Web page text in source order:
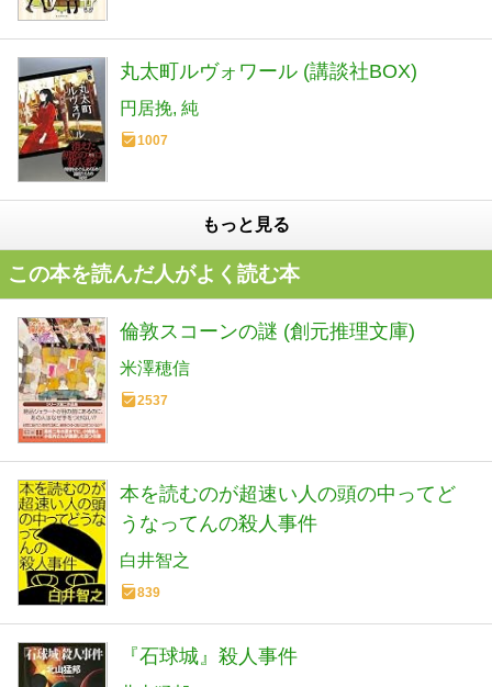
丸太町ルヴォワール (講談社BOX)
円居挽 純
1007
もっと見る
この本を読んだ人がよく読む本
倫敦スコーンの謎 (創元推理文庫)
米澤穂信
2537
本を読むのが超速い人の頭の中ってど
うなってんの殺人事件
白井智之
839
『石球城』殺人事件